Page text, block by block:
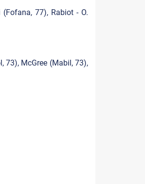
77), Rabiot - O.
73), McGree (Mabil, 73),